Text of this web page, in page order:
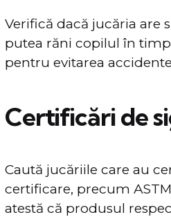
Verifică dacă jucăria are
putea răni copilul în
pentru evitarea
Certificări de
Caută jucăriile care au
certificare, precum
atestă că produsul